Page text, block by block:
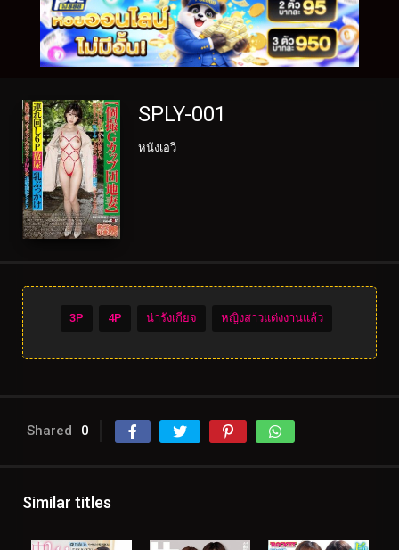
SPLY-001
หนังเอวี
3P 4P น่ารังเกียจ หญิงสาวแต่งงานแล้ว
Shared 0
Similar titles